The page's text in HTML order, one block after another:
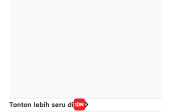
Tonton lebih seru di